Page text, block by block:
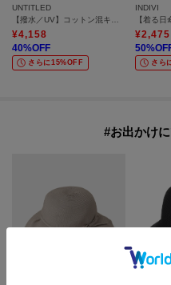
UNTITLED
¥4,158
40%OFF
さらに15%OFF
INDIVI
¥2,475
50
さら
#お出かけ